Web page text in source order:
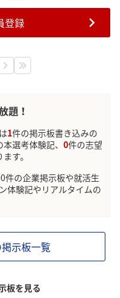
登録
題！
1件の掲示板書き込みの
本選考体験記、 0件の志望
す。
件の企業掲示板や就活生
体験記やリアルタイムの
示板一覧
板を見る